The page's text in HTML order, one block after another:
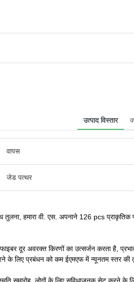
उत्पाद विस्तार
वापस
जेड पत्थर
तुलना, हमारा वी. एस. अपनाने 126 pcs
फाइबर दूर अवरक्त किरणों का उत्सर्जन करता है,
के लिए प्रबंधन को कम ईएमएफ में न्यूनतम स्तर